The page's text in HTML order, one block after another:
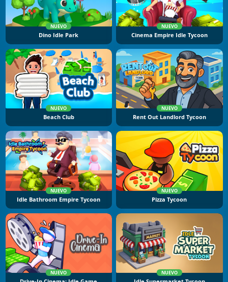
NUEVO
Dino Idle Park
NUEVO
Cinema Empire Idle Tycoon
NUEVO
Beach Club
NUEVO
Rent Out Landlord Tycoon
NUEVO
Idle Bathroom Empire Tycoon
NUEVO
Pizza Tycoon
NUEVO NUEVO